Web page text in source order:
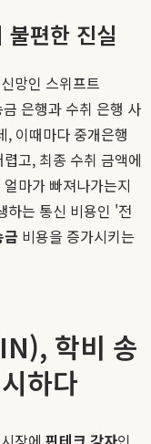
불편한 진실
망인 스위프트
은행과 수취 은행 사
, 이때마다 중개은행
고, 최종 수취 금액에
마가 빠져나가는지
하는 통신 비용인 '전
금 비용을 증가시키는
학비 송
하다